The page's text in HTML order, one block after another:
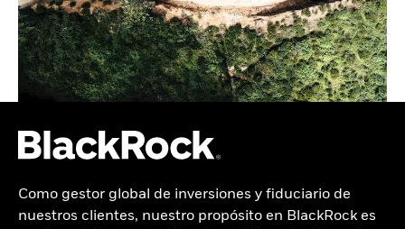
Como gestor global de inversiones y fiduciario de
nuestros clientes, nuestro propósito en BlackRock es